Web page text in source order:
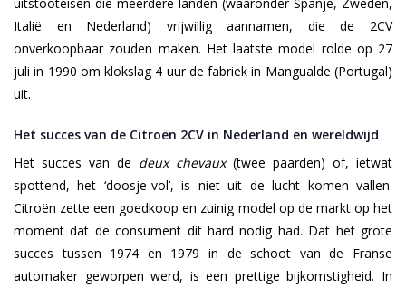
Italië en Nederland) vrijwillig aannamen, die de 2CV
onverkoopbaar zouden maken. Het laatste model rolde op 27
juli in 1990 om klokslag 4 uur de fabriek in Mangualde (Portugal)
uit.
Het succes van de Citroën 2CV in Nederland en wereldwijd
Het succes van de deux chevaux(twee paarden) of, ietwat
spottend, het ‘doosje-vol’, is niet uit de lucht komen vallen.
Citroën zette een goedkoop en zuinig model op de markt op het
moment dat de consument dit hard nodig had. Dat het grote
succes tussen 1974 en 1979 in de schoot van de Franse
automaker geworpen werd, is een prettige bijkomstigheid. In